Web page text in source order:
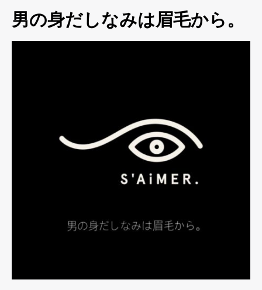
男の身だしなみは眉毛から。